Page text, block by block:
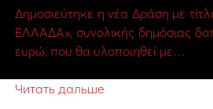
Δημοσιεύτηκε η νέα Δράση με
ΕΛΛΑΔΑ», συνολικής δημόσιας
ευρώ, που θα υλοποιηθεί με…
Читать дальше